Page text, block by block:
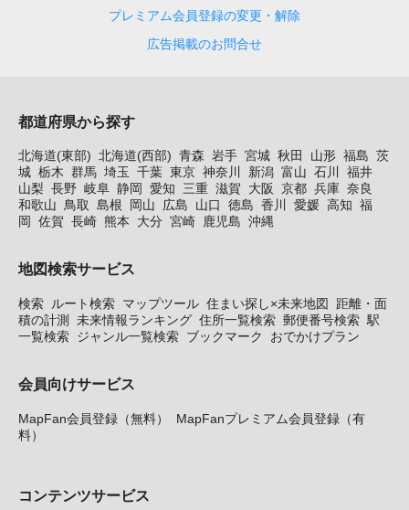
プレミアム会員登録の変更・解除
広告掲載のお問合せ
都道府県から探す
北海道(東部) 北海道(西部) 青森 岩手 宮城 秋田 山形 福島 茨
城 栃木 群馬 埼玉 千葉 東京 神奈川 新潟 富山 石川
福井
山梨 長野 岐阜 静岡 愛知 三重 滋賀 大阪 京都 兵庫 奈良
和歌山
鳥取 島根 岡山 広島 山口 徳島 香川 愛媛 高知 福
岡
佐賀 長崎 熊本 大分 宮崎 鹿児島 沖縄
地図検索サービス
検索 ルート検索 マップツール 住まい探し×未来地図
距離・面
積の計測
未来情報ランキング 住所一覧検索 郵便番号検索 駅
一覧検索 ジャンル一覧検索 ブックマーク おでかけプラン
会員向けサービス
MapFan会員登録（無料）
MapFanプレミアム会員登録（有
料）
コンテンツサービス